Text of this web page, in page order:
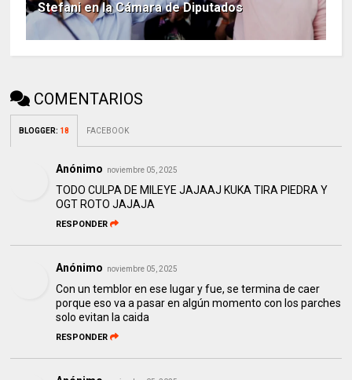
Stefani en la Cámara de Diputados
COMENTARIOS
BLOGGER: 18 FACEBOOK
Anónimo noviembre 05, 2025
TODO CULPA DE MILEYE JAJAAJ KUKA TIRA PIEDRA Y
OGT ROTO JAJAJA
RESPONDER
Anónimo noviembre 05, 2025
Con un temblor en ese lugar y fue, se termina de caer
porque eso va a pasar en algún momento con los parches
solo evitan la caida
RESPONDER